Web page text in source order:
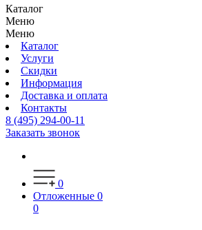
Каталог
Меню
Меню
Каталог
Услуги
Скидки
Информация
Доставка и оплата
Контакты
8 (495) 294-00-11
Заказать звонок
0
Отложенные 0
0